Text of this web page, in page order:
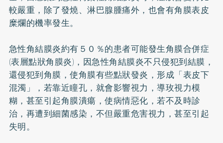
較嚴重，除了發燒、淋巴腺腫痛外，也會有角膜表皮
糜爛的機率發生。
急性角結膜炎約有５０％的患者可能發生角膜合併症
(表層點狀角膜炎)，因急性角結膜炎不只侵犯到結膜，
還侵犯到角膜，使角膜有些點狀發炎，形成「表皮下
混濁」，若靠近瞳孔，就會影響視力，導玫視力模
糊，甚至引起角膜潰瘍，使病情惡化，若不及時診
治，再遭到細菌感染，不但嚴重危害視力，甚至引起
失明。